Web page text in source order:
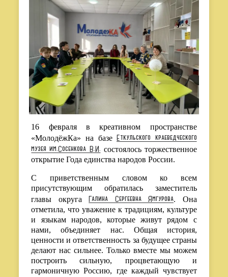
16 февраля в креативном пространстве
«МолодёжКа» на базе Еткульского краеведческого
музея им.Сосенкова В.И. состоялось торжественное
открытие Года единства народов России.
С приветственным словом ко всем
присутствующим обратилась заместитель
главы округа Галина Сергеевна Ямгурова. Она
отметила, что уважение к традициям, культуре
и языкам народов, которые живут рядом с
нами, объединяет нас. Общая история,
ценности и ответственность за будущее страны
делают нас сильнее. Только вместе мы можем
построить сильную, процветающую и
гармоничную Россию, где каждый чувствует